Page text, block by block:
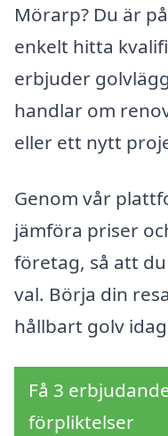
Mörarp? Du är
enkelt hitta
erbjuder
handlar om
eller ett nytt
Genom vår
jämföra priser
företag, så att
val. Börja din
hållbart golv
Få 3
förpliktelser